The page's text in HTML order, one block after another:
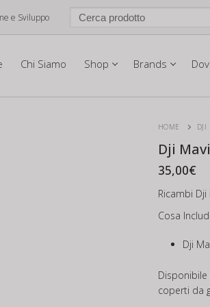
e Sviluppo
Chi Siamo Shop Brands
HOME DJI
Dji
35,00€
Ricambi Dji
Cosa
Dji
Disponibile
coperti da